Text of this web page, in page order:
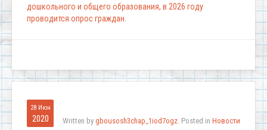
дошкольного и общего образования, в 2026 году
проводится опрос граждан.
28 Июн
2020 Written by gbousosh3chap_1iod7ogz. Posted in Новости